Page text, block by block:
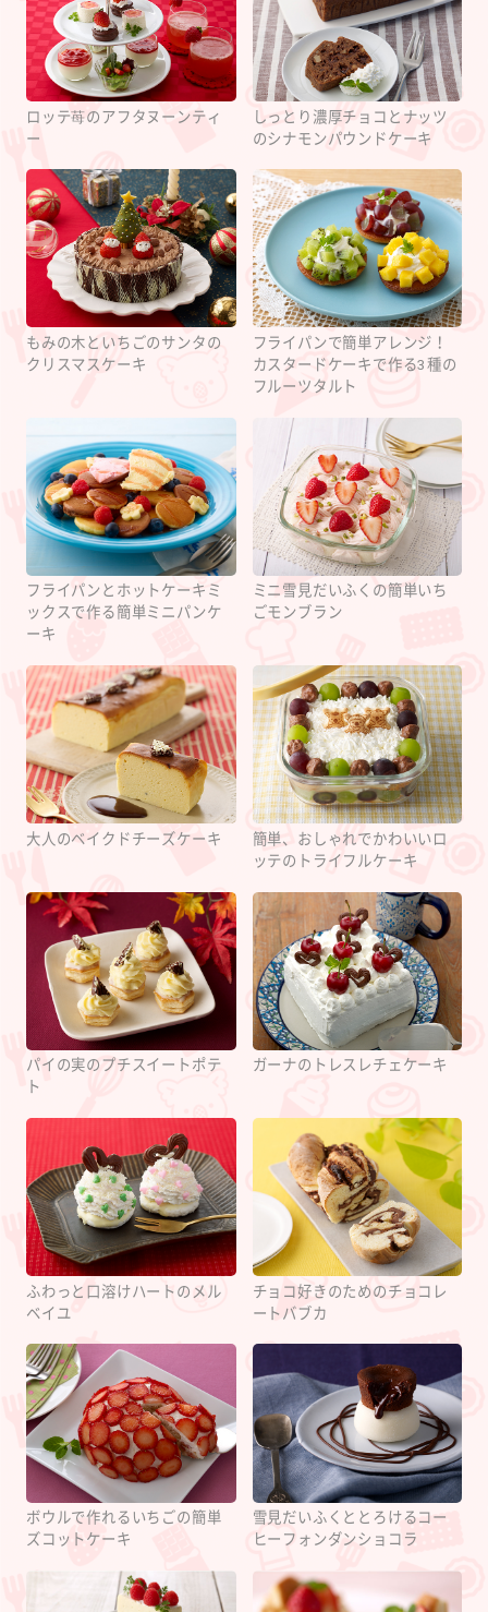
ロッテ苺のアフタヌーンティ
ー
しっとり濃厚チョコとナッツ
のシナモンパウンドケーキ
もみの木といちごのサンタの
クリスマスケーキ
フライパンで簡単アレンジ！
カスタードケーキで作る3種の
フルーツタルト
フライパンとホットケーキミ
ックスで作る簡単ミニパンケ
ーキ
ミニ雪見だいふくの簡単いち
ごモンブラン
大人のベイクドチーズケーキ
簡単、おしゃれでかわいいロ
ッテのトライフルケーキ
パイの実のプチスイートポテ
ト
ガーナのトレスレチェケーキ
ふわっと口溶けハートのメル
ベイユ
チョコ好きのためのチョコレ
ートバブカ
ボウルで作れるいちごの簡単
ズコットケーキ
雪見だいふくととろけるコー
ヒーフォンダンショコラ